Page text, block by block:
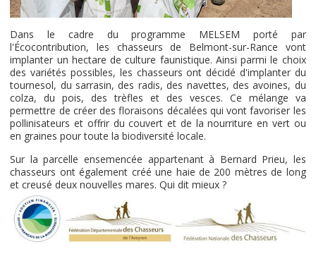
Dans le cadre du programme MELSEM porté par
l'Écocontribution, les chasseurs de Belmont-sur-Rance vont
implanter un hectare de culture faunistique. Ainsi parmi le choix
des variétés possibles, les chasseurs ont décidé d'implanter du
tournesol, du sarrasin, des radis, des navettes, des avoines, du
colza, du pois, des trèfles et des vesces. Ce mélange va
permettre de créer des floraisons décalées qui vont favoriser les
pollinisateurs et offrir du couvert et de la nourriture en vert ou
en graines pour toute la biodiversité locale.
Sur la parcelle ensemencée appartenant à Bernard Prieu, les
chasseurs ont également créé une haie de 200 mètres de long
et creusé deux nouvelles mares. Qui dit mieux ?